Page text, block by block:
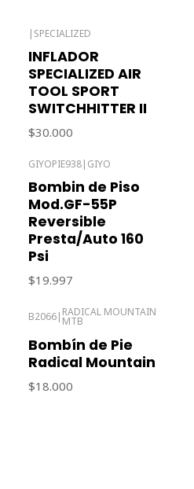
| SPECIALIZED
INFLADOR
SPECIALIZED AIR
TOOL SPORT
SWITCHHITTER II
$30.000
GIYOPIE938| GIYO
Bombin de Piso
Mod.GF-55P
Reversible
Presta/Auto 160
Psi
$19.997
Agotado
B2066| RADICAL MOUNTAIN
MTB
Bombín de Pie
Radical Mountain
$18.000